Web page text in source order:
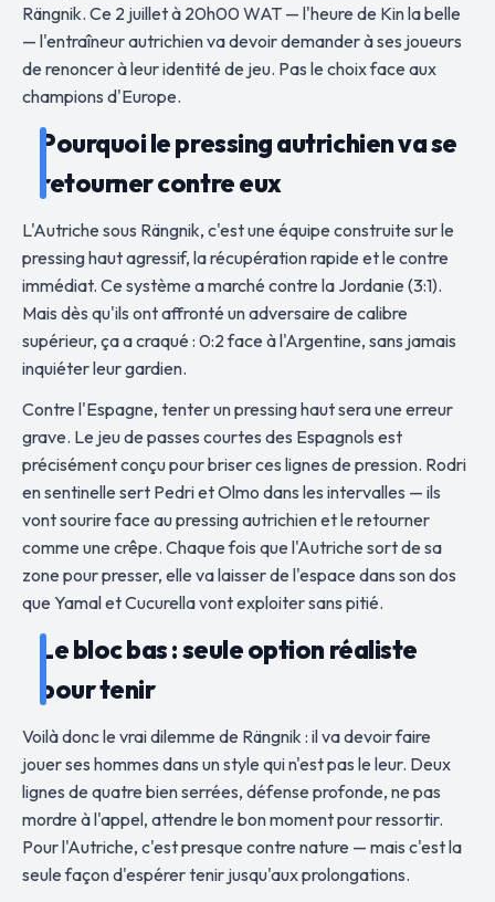
Rängnik. Ce 2 juillet à 20h00 WAT — l'heure de Kin la belle
— l'entraîneur autrichien va devoir demander à ses joueurs
de renoncer à leur identité de jeu. Pas le choix face aux
champions d'Europe.
Pourquoi le pressing autrichien va se
retourner contre eux
L'Autriche sous Rängnik, c'est une équipe construite sur le
pressing haut agressif, la récupération rapide et le contre
immédiat. Ce système a marché contre la Jordanie (3:1).
Mais dès qu'ils ont affronté un adversaire de calibre
supérieur, ça a craqué : 0:2 face à l'Argentine, sans jamais
inquiéter leur gardien.
Contre l'Espagne, tenter un pressing haut sera une erreur
grave. Le jeu de passes courtes des Espagnols est
précisément conçu pour briser ces lignes de pression. Rodri
en sentinelle sert Pedri et Olmo dans les intervalles — ils
vont sourire face au pressing autrichien et le retourner
comme une crêpe. Chaque fois que l'Autriche sort de sa
zone pour presser, elle va laisser de l'espace dans son dos
que Yamal et Cucurella vont exploiter sans pitié.
Le bloc bas : seule option réaliste
pour tenir
Voilà donc le vrai dilemme de Rängnik : il va devoir faire
jouer ses hommes dans un style qui n'est pas le leur. Deux
lignes de quatre bien serrées, défense profonde, ne pas
mordre à l'appel, attendre le bon moment pour ressortir.
Pour l'Autriche, c'est presque contre nature — mais c'est la
seule façon d'espérer tenir jusqu'aux prolongations.